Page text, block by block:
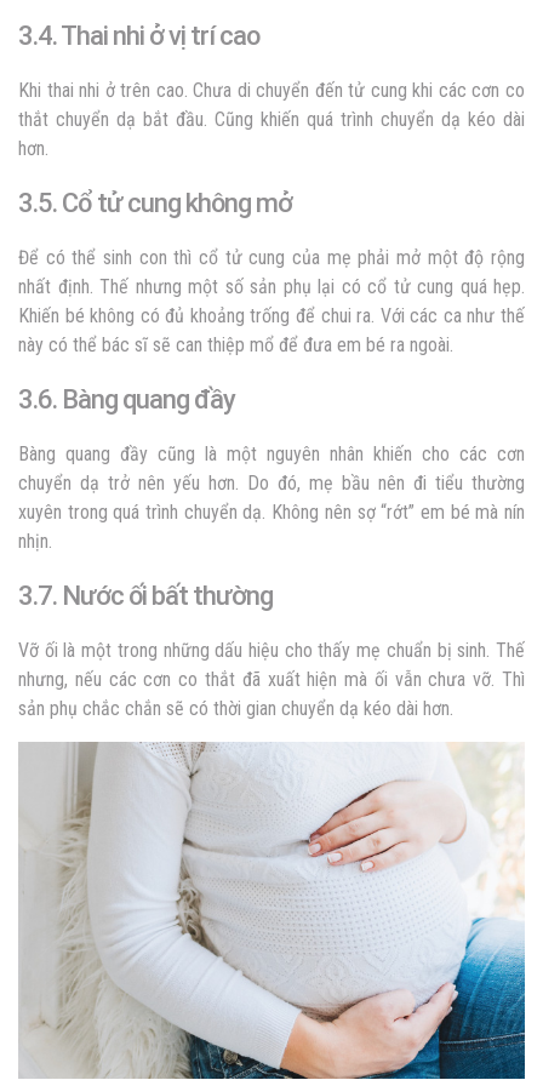
3.4. Thai nhi ở vị trí cao
Khi thai nhi ở trên cao. Chưa di chuyển đến tử cung khi các cơn co
thắt chuyển dạ bắt đầu. Cũng khiến quá trình chuyển dạ kéo dài
hơn.
3.5. Cổ tử cung không mở
Để có thể sinh con thì cổ tử cung của mẹ phải mở một độ rộng
nhất định. Thế nhưng một số sản phụ lại có cổ tử cung quá hẹp.
Khiến bé không có đủ khoảng trống để chui ra. Với các ca như thế
này có thể bác sĩ sẽ can thiệp mổ để đưa em bé ra ngoài.
3.6. Bàng quang đầy
Bàng quang đầy cũng là một nguyên nhân khiến cho các cơn
chuyển dạ trở nên yếu hơn. Do đó, mẹ bầu nên đi tiểu thường
xuyên trong quá trình chuyển dạ. Không nên sợ “rớt” em bé mà nín
nhịn.
3.7. Nước ối bất thường
Vỡ ối là một trong những dấu hiệu cho thấy mẹ chuẩn bị sinh. Thế
nhưng, nếu các cơn co thắt đã xuất hiện mà ối vẫn chưa vỡ. Thì
sản phụ chắc chắn sẽ có thời gian chuyển dạ kéo dài hơn.